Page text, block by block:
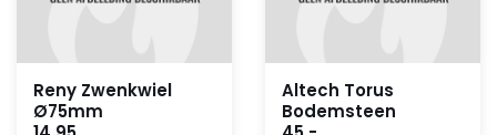
Reny Zwenkwiel
Ø75mm
Altech Torus
Bodemsteen